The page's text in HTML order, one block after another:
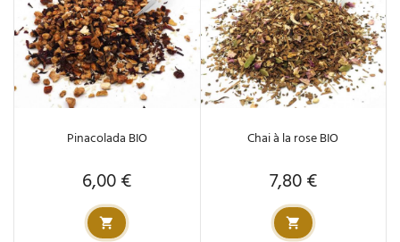
Pinacolada BIO
Prix
6,00 €
Chai à la rose BIO
Prix
7,80 €